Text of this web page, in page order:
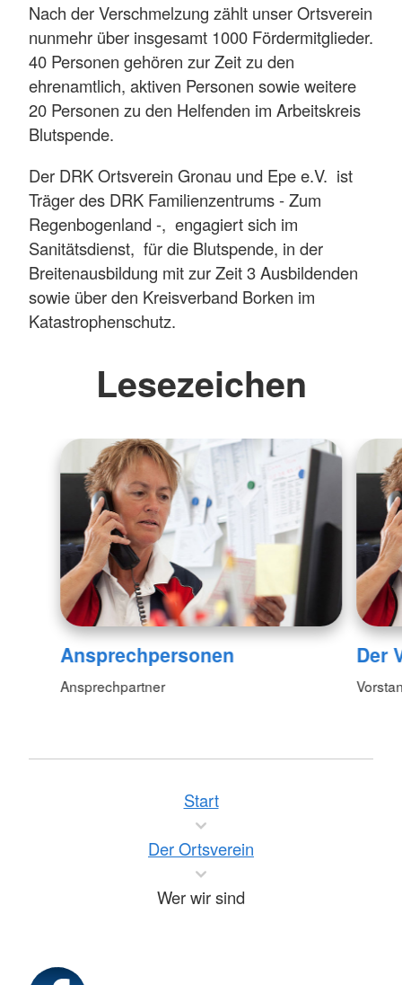
Nach der Verschmelzung zählt unser Ortsverein
nunmehr über insgesamt 1000 Fördermitglieder.
40 Personen gehören zur Zeit zu den
ehrenamtlich, aktiven Personen sowie weitere
20 Personen zu den Helfenden im Arbeitskreis
Blutspende.
Der DRK Ortsverein Gronau und Epe e.V. ist
Träger des DRK Familienzentrums - Zum
Regenbogenland -, engagiert sich im
Sanitätsdienst, für die Blutspende, in der
Breitenausbildung mit zur Zeit 3 Ausbildenden
sowie über den Kreisverband Borken im
Katastrophenschutz.
Lesezeichen
Ansprechpersonen
Ansprechpartner
Der
Start
Der Ortsverein
Wer wir sind